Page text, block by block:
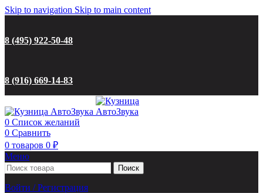
Skip to navigation Skip to main content
8 (495) 922-50-48
8 (916) 669-14-83
0 Список желаний
0 Сравнить
0 товаров 0 ₽
Меню
Поиск
Войти / Регистрация